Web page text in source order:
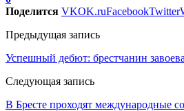
Поделится VKOK.ruFacebookTwitter
Предыдущая запись
Успешный дебют: брестчанин
Следующая запись
В Бресте проходят международные